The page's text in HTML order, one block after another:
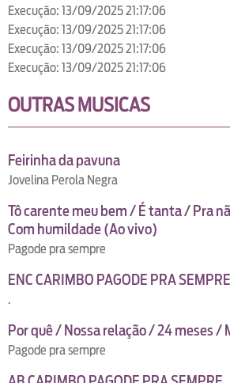
Execução: 13/09/2025 21:17:06
Execução: 13/09/2025 21:17:06
Execução: 13/09/2025 21:17:06
Execução: 13/09/2025 21:17:06
OUTRAS MUSICAS
Feirinha da pavuna
Jovelina Perola Negra
Tô carente meu bem / É tanta / Pra
Com humildade (Ao vivo)
Pagode pra sempre
ENC CARIMBO PAGODE PRA SEMPRE
.
Por quê / Nossa relação / 24 meses /
Pagode pra sempre